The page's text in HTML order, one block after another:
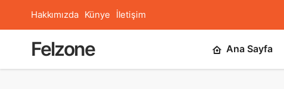
Hakkımızda Künye İletişim
Felzone Ana Sayfa